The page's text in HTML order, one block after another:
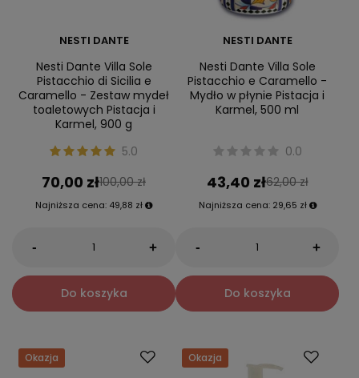
NESTI DANTE
Nesti Dante Villa Sole
Pistacchio di Sicilia e
Caramello - Zestaw mydeł
toaletowych Pistacja i
Karmel, 900 g
5.0
70,00 zł100,00 zł
Najniższa cena: 49,88 zł
- +
Do koszyka
NESTI DANTE
Nesti Dante Villa Sole
Pistacchio e Caramello -
Mydło w płynie Pistacja i
Karmel, 500 ml
0.0
43,40 zł62,00 zł
Najniższa cena: 29,65 zł
- +
Do koszyka
Okazja Okazja